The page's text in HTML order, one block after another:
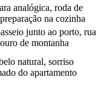
analógica, roda de
na cozinha
junto ao porto, rua
de montanha
natural, sorriso
do apartamento